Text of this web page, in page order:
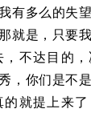
有多么的失
就是，只要
不达目的
，你们是不
就提上来